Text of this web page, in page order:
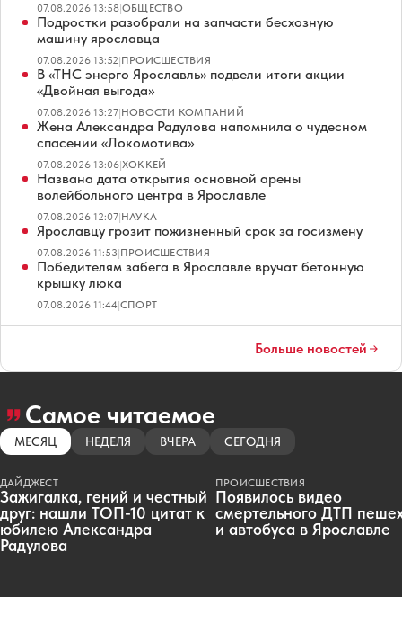
07.08.2026 13:58|ОБЩЕСТВО
Подростки разобрали на запчасти бесхозную
машину ярославца
07.08.2026 13:52|ПРОИСШЕСТВИЯ
В «ТНС энерго Ярославль» подвели итоги акции
«Двойная выгода»
07.08.2026 13:27|НОВОСТИ КОМПАНИЙ
Жена Александра Радулова напомнила о чудесном
спасении «Локомотива»
07.08.2026 13:06|ХОККЕЙ
Названа дата открытия основной арены
волейбольного центра в Ярославле
07.08.2026 12:07|НАУКА
Ярославцу грозит пожизненный срок за госизмену
07.08.2026 11:53|ПРОИСШЕСТВИЯ
Победителям забега в Ярославле вручат бетонную
крышку люка
07.08.2026 11:44|СПОРТ
Больше новостей
Самое читаемое
МЕСЯЦ НЕДЕЛЯ ВЧЕРА СЕГОДНЯ
ДАЙДЖЕСТ
Зажигалка, гений и честный
друг: нашли ТОП-10 цитат к
юбилею Александра
Радулова
ПРОИСШЕСТВИЯ
Появилось видео
смертельного ДТП
и автобуса в Ярославле